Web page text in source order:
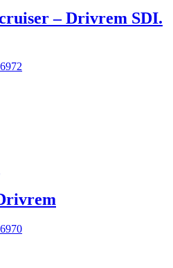
– Drivrem SDI.